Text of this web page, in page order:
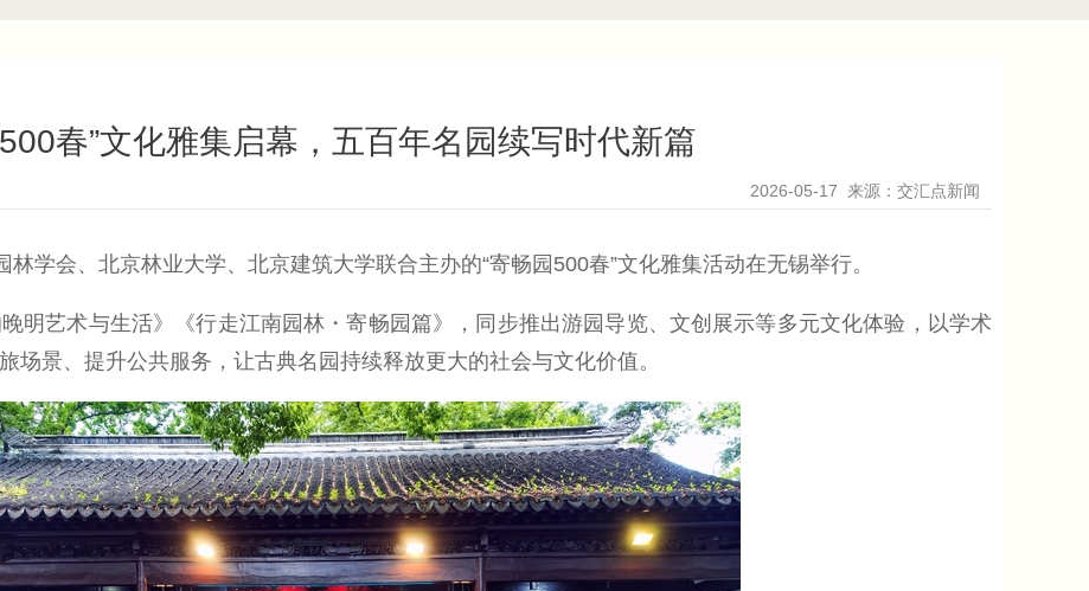
春”文化雅集启幕，五百年名园续写时代新篇
2026-05-17 来源：交汇点新闻
会、北京林业大学、北京建筑大学联合主办的“寄畅园500春”文化雅集活动在无锡举行。
艺术与生活》《行走江南园林・寄畅园篇》，同步推出游园导览、文创展示等多元文化体验，以学术
场景、提升公共服务，让古典名园持续释放更大的社会与文化价值。